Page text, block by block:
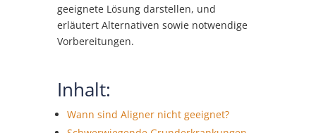
geeignete Lösung darstellen, und
erläutert Alternativen sowie notwendige
Vorbereitungen.
Inhalt:
Wann sind Aligner nicht geeignet?